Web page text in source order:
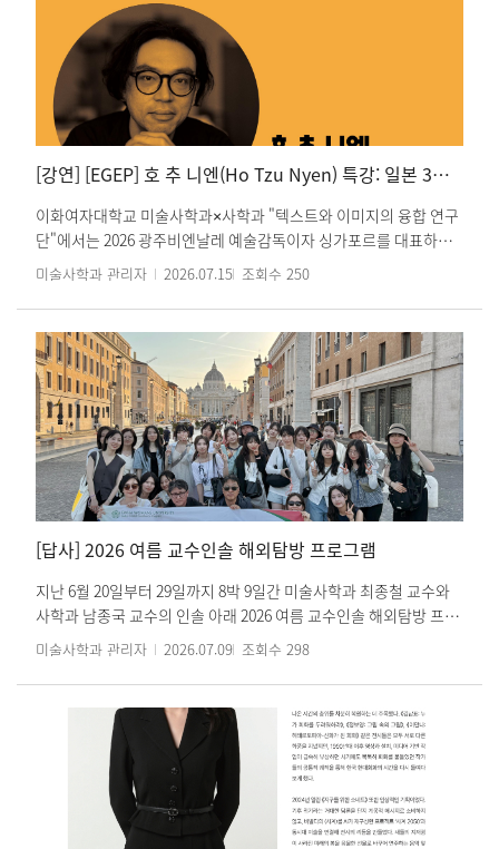
에서 더욱 뜻깊은 소식입니다. 학우 여러분의 많은 관심과 축하 부탁
드립니다.
[강연] [EGEP] 호 추 니엔(Ho Tzu Nyen) 특강: 일본 3부작: 미술, 역사, 그리고 이미지의 정치학
이화여자대학교 미술사학과×사학과 "텍스트와 이미지의 융합 연구
단"에서는 2026 광주비엔날레 예술감독이자 싱가포르를 대표하는
현대 미술가 호 추 니엔(Ho Tzu Nyen)을 모시고 특별강연을 개최합
Trilogy』(2019–2021)을 중심으로, 일본의 근대성과 제국주의, 동
남아시아의 역사를 영상, VR, 애니메이션 등 다양한 매체를 통해 어
떻게 재해석해 왔는지 소개합니다. 또한 역사적 아카이브와 신화, 디
지털 기술을 결합하여 역사와 기억을 새롭게 사유하는 그의 작업 방
식과 예술적 실천을 살펴볼 예정입니다. 제목 : 일본 3부작: 미술, 역
사, 그리고 이미지의 정치학 (The Japan Trilogy: Art, History, and
the Politics of Images) 일시 : 2026년 7월 24일(금) 오후 3시 장소 :
학관 108호 학생 및 연구자 여러분의 많은 관심과 참여 부탁드립니
다. * 본 강의는 영어로 진행됩니다. 이화여자대학교 미술사학과
단
미술사학과 관리자 2026.07.15 조회수 250
[답사] 2026 여름 교수인솔 해외탐방 프로그램
지난 6월 20일부터 29일까지 8박 9일간 미술사학과 최종철 교수와
사학과 남종국 교수의 인솔 아래 2026 여름 교수인솔 해외탐방 프로
그램이 진행되었습니다. 이번 해외 탐방은 미술사학과 대학원생 10
를 방문하여 주요 미술관과 성당, 역사 유적지를 탐방하는 일정으로
이루어졌습니다. 미술사학과 답사팀은 바티칸 박물관, 우피치 미술
관, 산마르코 수도원, 보르게세 미술관, 피렌체 아카데미아 미술관
등 이탈리아의 대표적인 미술관과 문화유산을 방문하여 르네상스와
바로크 시대의 걸작을 직접 감상하고, 서양미술사의 주요 작품과 공
간을 현장에서 체험하는 뜻 깊은 시간을 가졌습니다. 특히 이번 답사
에서는 현재 성황리에 개최 중인 제61회 베니스 비엔날레를 방문하
미술사학과 관리자 2026.07.09 조회수 298